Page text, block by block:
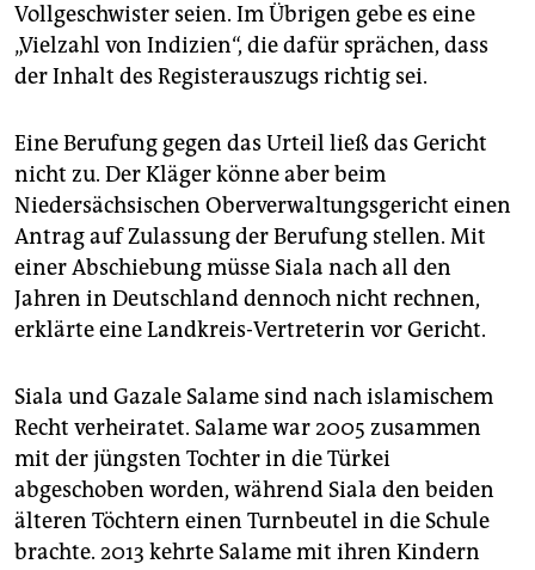
Vollgeschwister seien. Im Übrigen gebe es eine
„Vielzahl von Indizien“, die dafür sprächen, dass
der Inhalt des Registerauszugs richtig sei.
Eine Berufung gegen das Urteil ließ das Gericht
nicht zu. Der Kläger könne aber beim
Niedersächsischen Oberverwaltungsgericht einen
Antrag auf Zulassung der Berufung stellen. Mit
einer Abschiebung müsse Siala nach all den
Jahren in Deutschland dennoch nicht rechnen,
erklärte eine Landkreis-Vertreterin vor Gericht.
Siala und Gazale Salame sind nach islamischem
Recht verheiratet. Salame war 2005 zusammen
mit der jüngsten Tochter in die Türkei
abgeschoben worden, während Siala den beiden
älteren Töchtern einen Turnbeutel in die Schule
brachte. 2013 kehrte Salame mit ihren Kindern